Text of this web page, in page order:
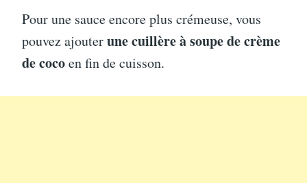
Pour une sauce encore plus crémeuse, vous
pouvez ajouterune cuillère à soupe de crème
de cocoen fin de cuisson.